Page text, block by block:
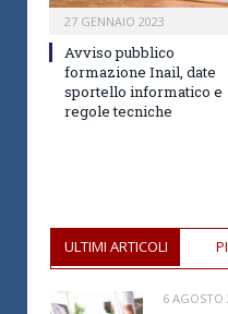
27 GENNAIO 2023
Avviso pubblico
formazione Inail, date
sportello informatico e
regole tecniche
ULTIMI ARTICOLI
6 AGOSTO